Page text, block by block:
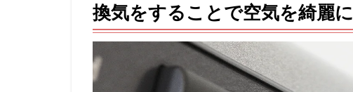
換気をすることで空気を綺麗に